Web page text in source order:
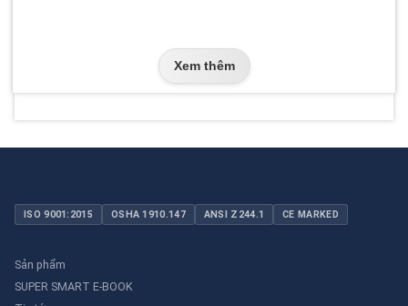
Xem thêm
ISO 9001:2015 OSHA 1910.147 ANSI Z244.1 CE MARKED
Sản phẩm
SUPER SMART E-BOOK